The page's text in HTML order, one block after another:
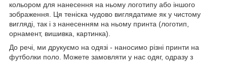
кольором для нанесення на ньому логотипу або іншого
зображення. Ця теніска чудово виглядатиме як у чистому
вигляді, так і з нанесенням на ньому принта (логотип,
орнамент, вишивка, картинка).
До речі, ми друкуємо на одязі - наносимо різні принти на
футболки поло. Можете замовляти у нас одяг, одразу з